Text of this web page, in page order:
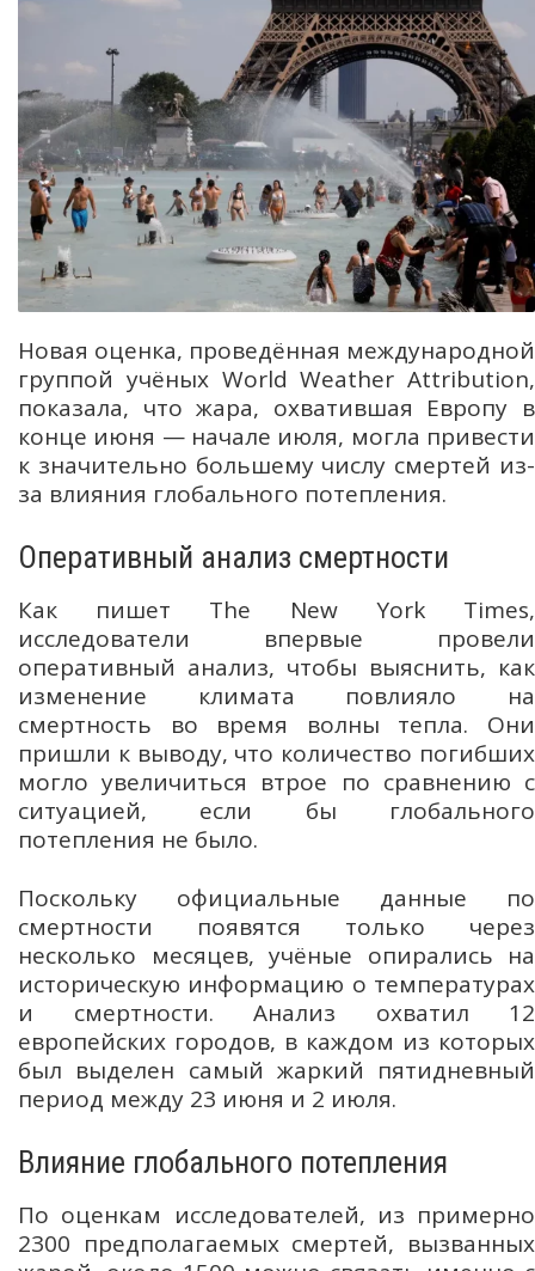
Новая оценка, проведённая международной
группой учёных World Weather Attribution,
показала, что жара, охватившая Европу в
конце июня — начале июля, могла привести
к значительно большему числу смертей из-
за влияния глобального потепления.
Оперативный анализ смертности
Как пишет The New York Times,
исследователи впервые провели
оперативный анализ, чтобы выяснить, как
изменение климата повлияло на
смертность во время волны тепла. Они
пришли к выводу, что количество погибших
могло увеличиться втрое по сравнению с
ситуацией, если бы глобального
потепления не было.
Поскольку официальные данные по
смертности появятся только через
несколько месяцев, учёные опирались на
историческую информацию о температурах
и смертности. Анализ охватил 12
европейских городов, в каждом из которых
был выделен самый жаркий пятидневный
период между 23 июня и 2 июля.
Влияние глобального потепления
По оценкам исследователей, из примерно
2300 предполагаемых смертей, вызванных